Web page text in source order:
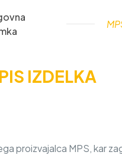
IZDELKA
proizvajalca MPS, kar